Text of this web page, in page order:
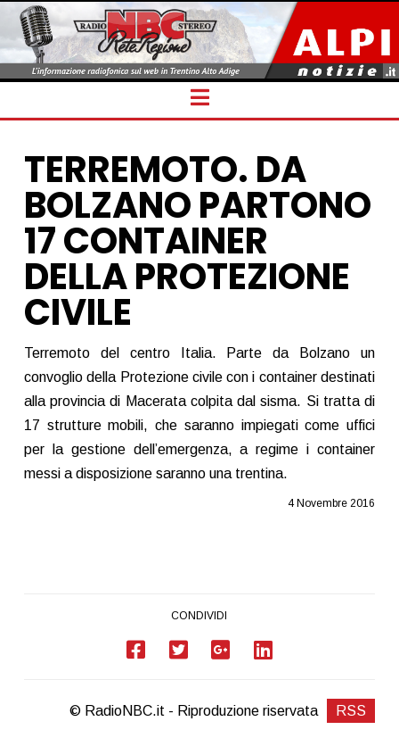
Navigation
TERREMOTO. DA
BOLZANO PARTONO
17 CONTAINER
DELLA PROTEZIONE
CIVILE
Terremoto del centro Italia. Parte da Bolzano un
convoglio della Protezione civile con i container destinati
alla provincia di Macerata colpita dal sisma. Si tratta di
17 strutture mobili, che saranno impiegati come uffici
per la gestione dell’emergenza, a regime i container
messi a disposizione saranno una trentina.
4 Novembre 2016
CONDIVIDI
© RadioNBC.it - Riproduzione riservata RSS